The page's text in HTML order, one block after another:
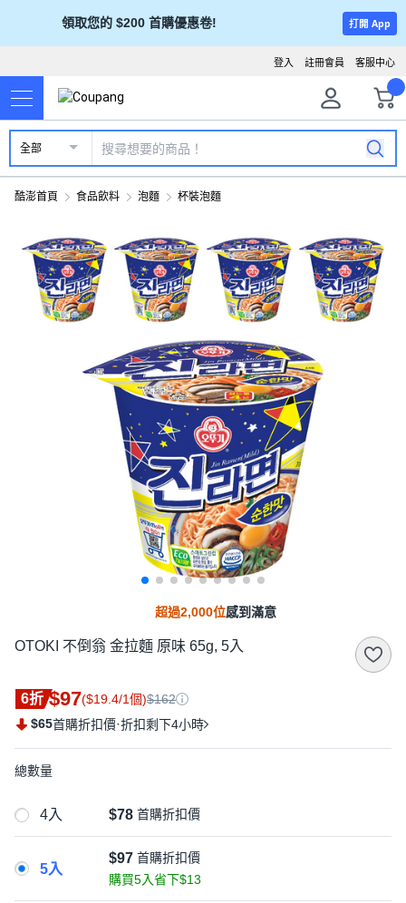
領取您的 $200 首購優惠卷! 打開 App
客服中心
註冊會員
登入
全部
酷澎首頁 食品飲料 泡麵 杯裝泡麵
超過2,000位感到滿意
OTOKI 不倒翁 金拉麵 原味 65g, 5入
6折 $97($19.4/1個)$162
$65首購折扣價·折扣剩下4小時
總數量
4入 $78 首購折扣價
5入
$97 首購折扣價
購買5入省下$13